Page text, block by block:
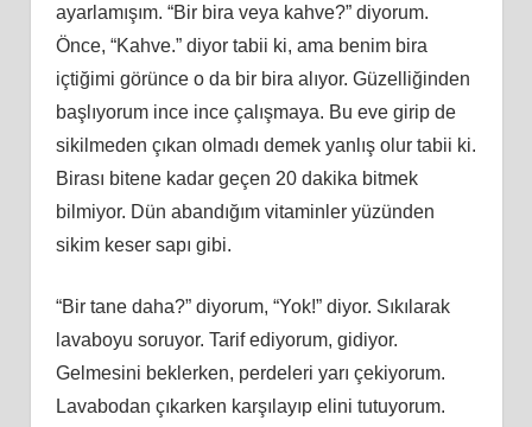
ayarlamışım. “Bir bira veya kahve?” diyorum.
Önce, “Kahve.” diyor tabii ki, ama benim bira
içtiğimi görünce o da bir bira alıyor. Güzelliğinden
başlıyorum ince ince çalışmaya. Bu eve girip de
sikilmeden çıkan olmadı demek yanlış olur tabii ki.
Birası bitene kadar geçen 20 dakika bitmek
bilmiyor. Dün abandığım vitaminler yüzünden
sikim keser sapı gibi.
“Bir tane daha?” diyorum, “Yok!” diyor. Sıkılarak
lavaboyu soruyor. Tarif ediyorum, gidiyor.
Gelmesini beklerken, perdeleri yarı çekiyorum.
Lavabodan çıkarken karşılayıp elini tutuyorum.